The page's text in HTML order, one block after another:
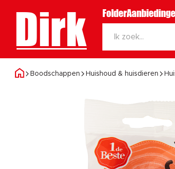
Dirk Folder
Boodschappen Huishoud & huisdieren